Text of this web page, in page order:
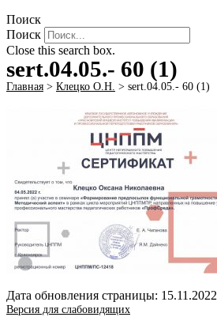
Поиск
Поиск
Close this search box.
sert.04.05.- 60 (1)
Главная > Клецко О.Н. > sert.04.05.- 60 (1)
Дата обновления страницы: 15.11.2022
Версия для слабовидящих